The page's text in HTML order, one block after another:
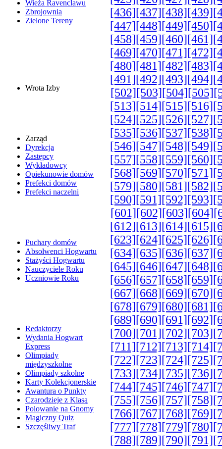
Wieża Ravenclawu
Zbrojownia
Zielone Tereny
Wrota Izby
Zarząd
Dyrekcja
Zastępcy
Wykładowcy
Opiekunowie domów
Prefekci domów
Prefekci naczelni
Puchary domów
Absolwenci Hogwartu
Stażyści Hogwartu
Nauczyciele Roku
Uczniowie Roku
Redaktorzy
Wydania Hogwart
Express
Olimpiady
międzyszkolne
Olimpiady szkolne
Karty Kolekcjonerskie
Awantura o Punkty
Czarodzieje z Klasą
Polowanie na Gnomy
Magiczny Quiz
Szczęśliwy Traf
[436][437][438][439]
[447][448][449][450]
[458][459][460][461]
[469][470][471][472]
[480][481][482][483]
[491][492][493][494]
[502][503][504][505]
[513][514][515][516]
[524][525][526][527]
[535][536][537][538]
[546][547][548][549]
[557][558][559][560]
[568][569][570][571]
[579][580][581][582]
[590][591][592][593]
[601][602][603][604]
[612][613][614][615]
[623][624][625][626]
[634][635][636][637]
[645][646][647][648]
[656][657][658][659]
[667][668][669][670]
[678][679][680][681]
[689][690][691][692]
[700][701][702][703]
[711][712][713][714]
[722][723][724][725]
[733][734][735][736]
[744][745][746][747]
[755][756][757][758]
[766][767][768][769]
[777][778][779][780]
[788][789][790][791]